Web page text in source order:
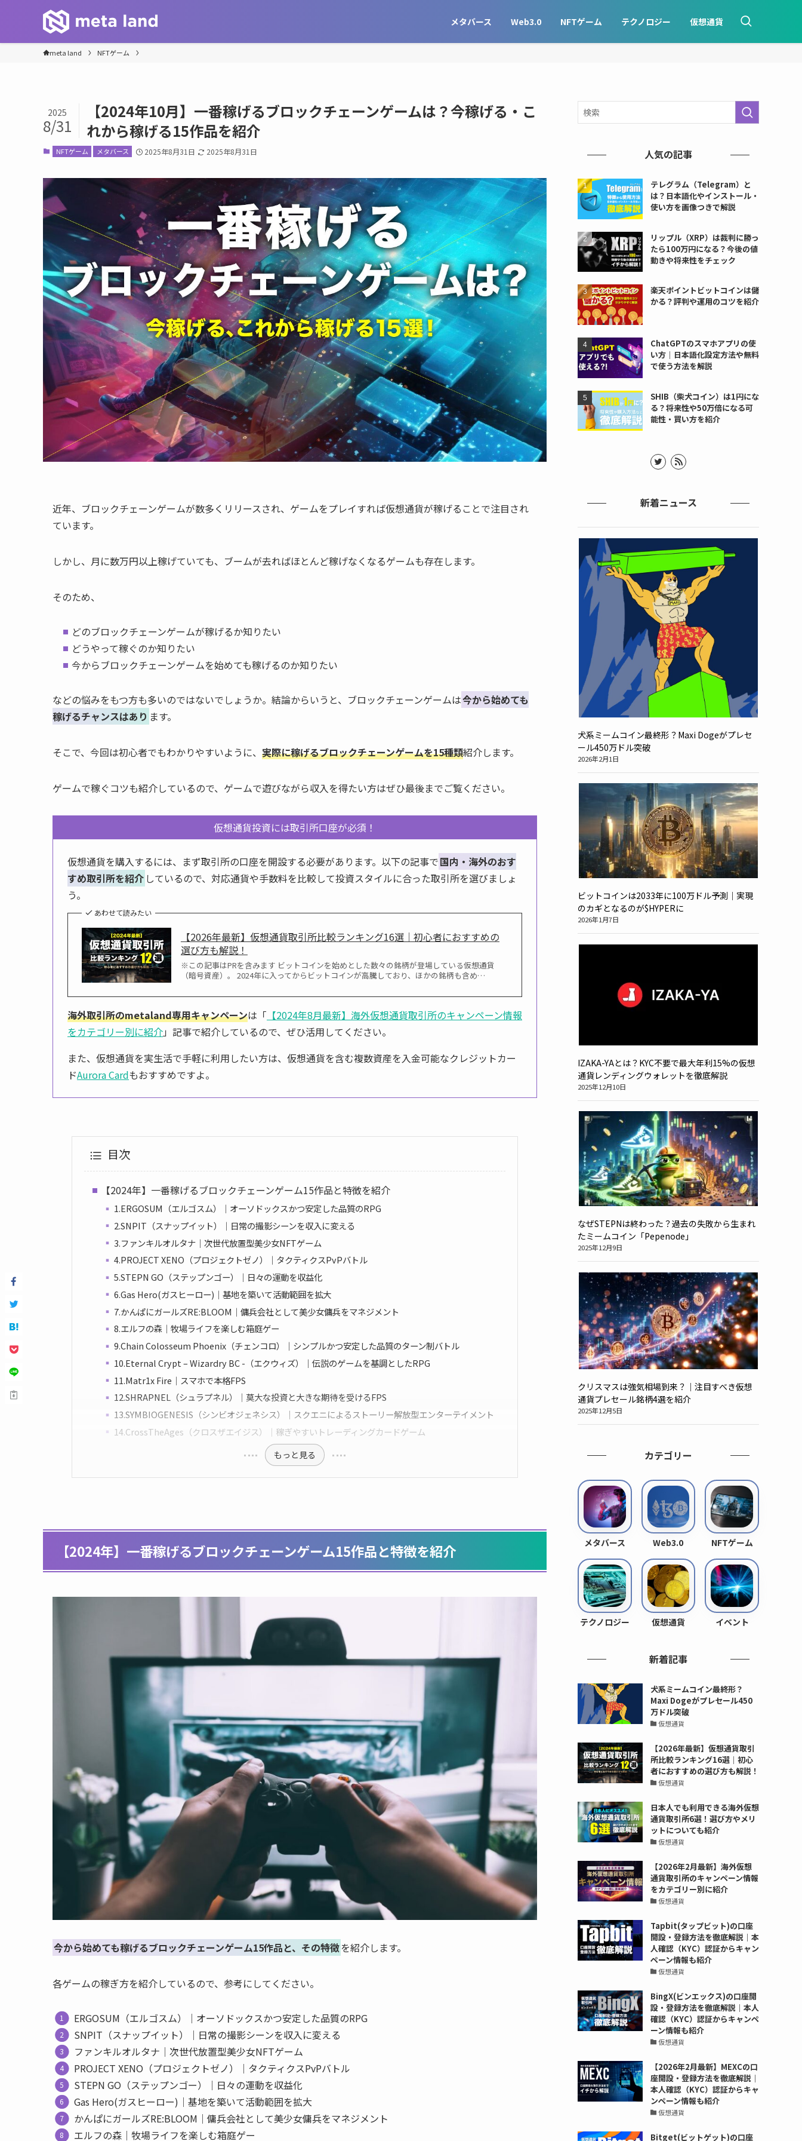
メタバース Web3.0 NFTゲーム テクノロジー 仮想通貨
meta land NFTゲーム
【2024年10月】一番稼げるブロックチェーンゲームは？今稼げる・こ
れから稼げる15作品を紹介
2025
8/31
NFTゲーム メタバース 2025年8月31日 2025年8月31日
近年、ブロックチェーンゲームが数多くリリースされ、ゲームをプレイすれば仮想通貨が稼げることで注目され
ています。
しかし、月に数万円以上稼げていても、ブームが去ればほとんど稼げなくなるゲームも存在します。
そのため、
どのブロックチェーンゲームが稼げるか知りたい
どうやって稼ぐのか知りたい
今からブロックチェーンゲームを始めても稼げるのか知りたい
などの悩みをもつ方も多いのではないでしょうか。結論からいうと、ブロックチェーンゲームは今から始めても
稼げるチャンスはあり ます。
そこで、今回は初心者でもわかりやすいように、 実際に稼げるブロックチェーンゲームを15種類紹介します。
ゲームで稼ぐコツも紹介しているので、ゲームで遊びながら収入を得たい方はぜひ最後までご覧ください。
仮想通貨投資には取引所口座が必須！
仮想通貨を購入するには、まず取引所の口座を開設する必要があります。以下の記事で国内・海外のおす
すめ取引所を紹介 しているので、対応通貨や手数料を比較して投資スタイルに合った取引所を選びましょ
う。
あわせて読みたい
【2026年最新】仮想通貨取引所比較ランキング16選｜初心者におすすめの
選び方も解説！
※この記事はPRを含みます ビットコインを始めとした数々の銘柄が登場している仮想通貨
（暗号資産）。 2024年に入ってからビットコインが高騰しており、ほかの銘柄も含め…
海外取引所のmetaland専用キャンペーンは「 【2024年8月最新】海外仮想通貨取引所のキャンペーン情報
をカテゴリー別に紹介」記事で紹介しているので、ぜひ活用してください。
また、仮想通貨を実生活で手軽に利用したい方は、仮想通貨を含む複数資産を入金可能なクレジットカー
ドAurora Cardもおすすめですよ。
目次
【2024年】一番稼げるブロックチェーンゲーム15作品と特徴を紹介
1.ERGOSUM（エルゴスム）｜オーソドックスかつ安定した品質のRPG
2.SNPIT（スナップイット）｜日常の撮影シーンを収入に変える
3.ファンキルオルタナ｜次世代放置型美少女NFTゲーム
4.PROJECT XENO（プロジェクトゼノ）｜タクティクスPvPバトル
5.STEPN GO（ステップンゴー）｜日々の運動を収益化
6.Gas Hero(ガスヒーロー)｜基地を築いて活動範囲を拡大
7.かんぱにガールズRE:BLOOM｜傭兵会社として美少女傭兵をマネジメント
8.エルフの森｜牧場ライフを楽しむ箱庭ゲー
9.Chain Colosseum Phoenix（チェンコロ）｜シンプルかつ安定した品質のターン制バトル
10.Eternal Crypt – Wizardry BC -（エクウィズ）｜伝説のゲームを基調としたRPG
11.Matr1x Fire｜スマホで本格FPS
12.SHRAPNEL（シュラプネル）｜莫大な投資と大きな期待を受けるFPS
13.SYMBIOGENESIS（シンビオジェネシス）｜スクエニによるストーリー解放型エンターテイメント
14.CrossTheAges（クロスザエイジス）｜稼ぎやすいトレーディングカードゲーム
もっと見る
【2024年】一番稼げるブロックチェーンゲーム15作品と特徴を紹介
今から始めても稼げるブロックチェーンゲーム15作品と、その特徴を紹介します。
各ゲームの稼ぎ方を紹介しているので、参考にしてください。
ERGOSUM（エルゴスム）｜オーソドックスかつ安定した品質のRPG
SNPIT（スナップイット）｜日常の撮影シーンを収入に変える
ファンキルオルタナ｜次世代放置型美少女NFTゲーム
PROJECT XENO（プロジェクトゼノ）｜タクティクスPvPバトル
STEPN GO（ステップンゴー）｜日々の運動を収益化
Gas Hero(ガスヒーロー)｜基地を築いて活動範囲を拡大
かんぱにガールズRE:BLOOM｜傭兵会社として美少女傭兵をマネジメント
エルフの森｜牧場ライフを楽しむ箱庭ゲー
人気の記事
テレグラム（Telegram）と
は？日本語化やインストール・
使い方を画像つきで解説
リップル（XRP）は裁判に勝っ
たら100万円になる？今後の値
動きや将来性をチェック
楽天ポイントビットコインは儲
かる？評判や運用のコツを紹介
ChatGPTのスマホアプリの使
い方｜日本語化設定方法や無料
で使う方法を解説
SHIB（柴犬コイン）は1円にな
る？将来性や50万倍になる可
能性・買い方を紹介
新着ニュース
犬系ミームコイン最終形？Maxi Dogeがプレセ
ール450万ドル突破
2026年2月1日
ビットコインは2033年に100万ドル予測｜実現
のカギとなるのが$HYPERに
2026年1月7日
IZAKA-YAとは？KYC不要で最大年利15%の仮想
通貨レンディングウォレットを徹底解説
2025年12月10日
なぜSTEPNは終わった？過去の失敗から生まれ
たミームコイン「Pepenode」
2025年12月9日
クリスマスは強気相場到来？｜注目すべき仮想
通貨プレセール銘柄4選を紹介
2025年12月5日
カテゴリー
メタバース Web3.0 NFTゲーム
テクノロジー 仮想通貨 イベント
新着記事
犬系ミームコイン最終形？
Maxi Dogeがプレセール450
万ドル突破
仮想通貨
【2026年最新】仮想通貨取引
所比較ランキング16選｜初心
者におすすめの選び方も解説！
仮想通貨
日本人でも利用できる海外仮想
通貨取引所6選！選び方やメリ
ットについても紹介
仮想通貨
【2026年2月最新】海外仮想
通貨取引所のキャンペーン情報
をカテゴリー別に紹介
仮想通貨
Tapbit(タップビット)の口座
開設・登録方法を徹底解説｜本
人確認（KYC）認証からキャン
ペーン情報も紹介
仮想通貨
BingX(ビンエックス)の口座開
設・登録方法を徹底解説｜本人
確認（KYC）認証からキャンペ
ーン情報も紹介
仮想通貨
【2026年2月最新】MEXCの口
座開設・登録方法を徹底解説｜
本人確認（KYC）認証からキャ
ンペーン情報も紹介
仮想通貨
Bitget(ビットゲット)の口座